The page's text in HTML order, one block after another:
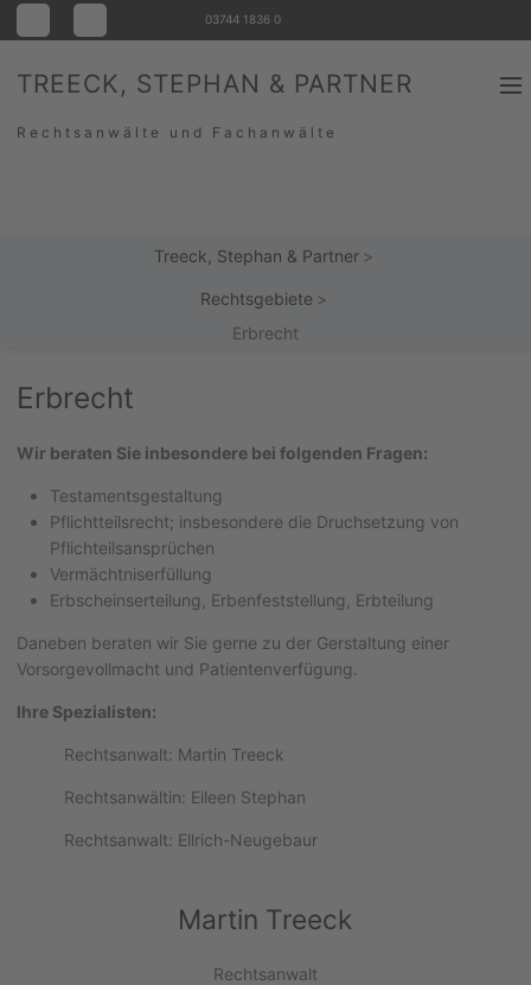
überspringen
03744 1836 0
TREECK, STEPHAN & PARTNER
Rechtsanwälte und Fachanwälte
Treeck, Stephan & Partner
Rechtsgebiete
Erbrecht
Erbrecht
Wir beraten Sie inbesondere bei folgenden Fragen:
Testamentsgestaltung
Pflichtteilsrecht; insbesondere die Druchsetzung von
Pflichteilsansprüchen
Vermächtniserfüllung
Erbscheinserteilung, Erbenfeststellung, Erbteilung
Daneben beraten wir Sie gerne zu der Gerstaltung einer
Vorsorgevollmacht und Patientenverfügung.
Ihre Spezialisten:
Rechtsanwalt: Martin Treeck
Rechtsanwältin: Eileen Stephan
Rechtsanwalt: Ellrich-Neugebaur
Martin Treeck
Rechtsanwalt
Startseite